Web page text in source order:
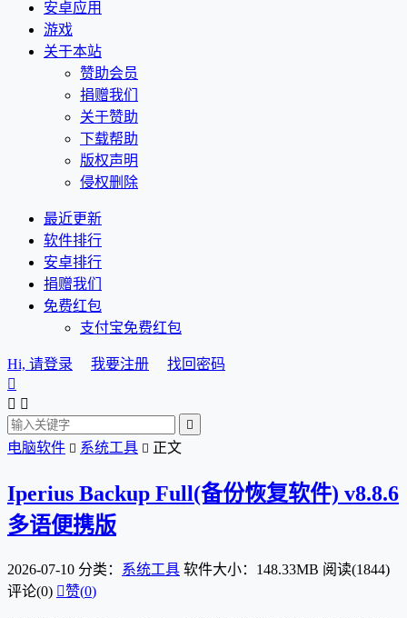
安卓应用
游戏
关于本站
赞助会员
捐赠我们
关于赞助
下载帮助
版权声明
侵权删除
最近更新
软件排行
安卓排行
捐赠我们
免费红包
支付宝免费红包
Hi, 请登录 我要注册
找回密码

 

电脑软件  系统工具  正文
Iperius Backup Full(备份恢复软件) v8.8.6
多语便携版
2026-07-10 分类： 系统工具 软件大小：148.33MB 阅读(1844)
评论(0) 赞(0)